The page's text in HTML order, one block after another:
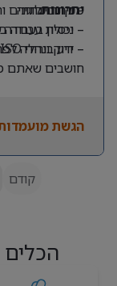
– ניתוח
מיקרוביולוגיה
– יכולת עבודה
– דיוק וירידה
יתרונות:
– ניסיון
– ידע בנהלי ISO או תקני איכות רלוונטיים
חושבים שאתם
הגשת
קודם